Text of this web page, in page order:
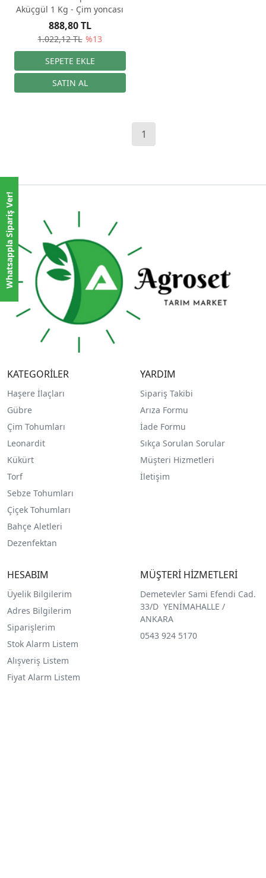
Aküçgül 1 Kg - Çim yoncası
1.022,12 TL %13
888,80 TL
1
KATEGORİLER
Haşere İlaçları
Gübre
Çim Tohumları
Leonardit
Kükürt
Torf
Sebze Tohumları
Çiçek Tohumları
Bahçe Aletleri
Dezenfektan
YARDIM
Sipariş Takibi
Arıza Formu
İade Formu
Sıkça Sorulan Sorular
Müşteri Hizmetleri
İletişim
HESABIM
Üyelik Bilgilerim
Adres Bilgilerim
Siparişlerim
Stok Alarm Listem
Alışveriş Listem
Fiyat Alarm Listem
MÜŞTERİ HİZMETLERİ
Demetevler Sami Efendi Cad.
33/D YENİMAHALLE /
ANKARA
0543 924 5170
Whatsappla Sipariş Ver!